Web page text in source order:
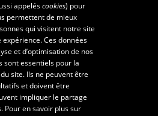
du territoire et de développement
et développement
appeléscookies) pour
permettent de mieux
qui visitent notre site
Ces données
et d’optimisation de nos
sont essentiels pour la
site. Ils ne peuvent être
et doivent être
impliquer le partage
Pour en savoir plus sur